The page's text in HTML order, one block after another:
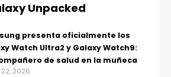
Unpacked
presenta oficialmente los
Watch Ultra2 y Galaxy Watch9:
de salud en la muñeca
22, 2026